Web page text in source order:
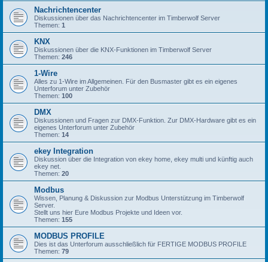
Nachrichtencenter
Diskussionen über das Nachrichtencenter im Timberwolf Server
Themen: 1
KNX
Diskussionen über die KNX-Funktionen im Timberwolf Server
Themen: 246
1-Wire
Alles zu 1-Wire im Allgemeinen. Für den Busmaster gibt es ein eigenes
Unterforum unter Zubehör
Themen: 100
DMX
Diskussionen und Fragen zur DMX-Funktion. Zur DMX-Hardware gibt es ein
eigenes Unterforum unter Zubehör
Themen: 14
ekey Integration
Diskussion über die Integration von ekey home, ekey multi und künftig auch
ekey net.
Themen: 20
Modbus
Wissen, Planung & Diskussion zur Modbus Unterstützung im Timberwolf
Server.
Stellt uns hier Eure Modbus Projekte und Ideen vor.
Themen: 155
MODBUS PROFILE
Dies ist das Unterforum ausschließlich für FERTIGE MODBUS PROFILE
Themen: 79